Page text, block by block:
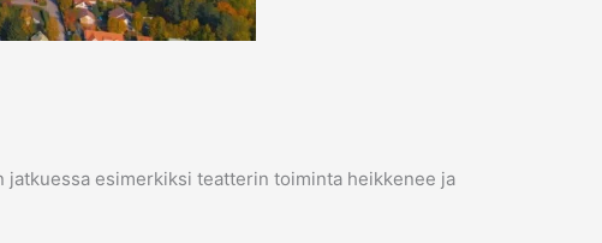
esimerkiksi teatterin toiminta heikkenee ja